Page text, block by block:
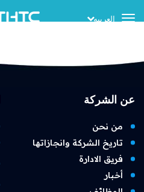
Toggle
العربيه
عن الشركة
من نحن
تاريخ الشركة وانجازاتها
فريق الادارة
أخبار